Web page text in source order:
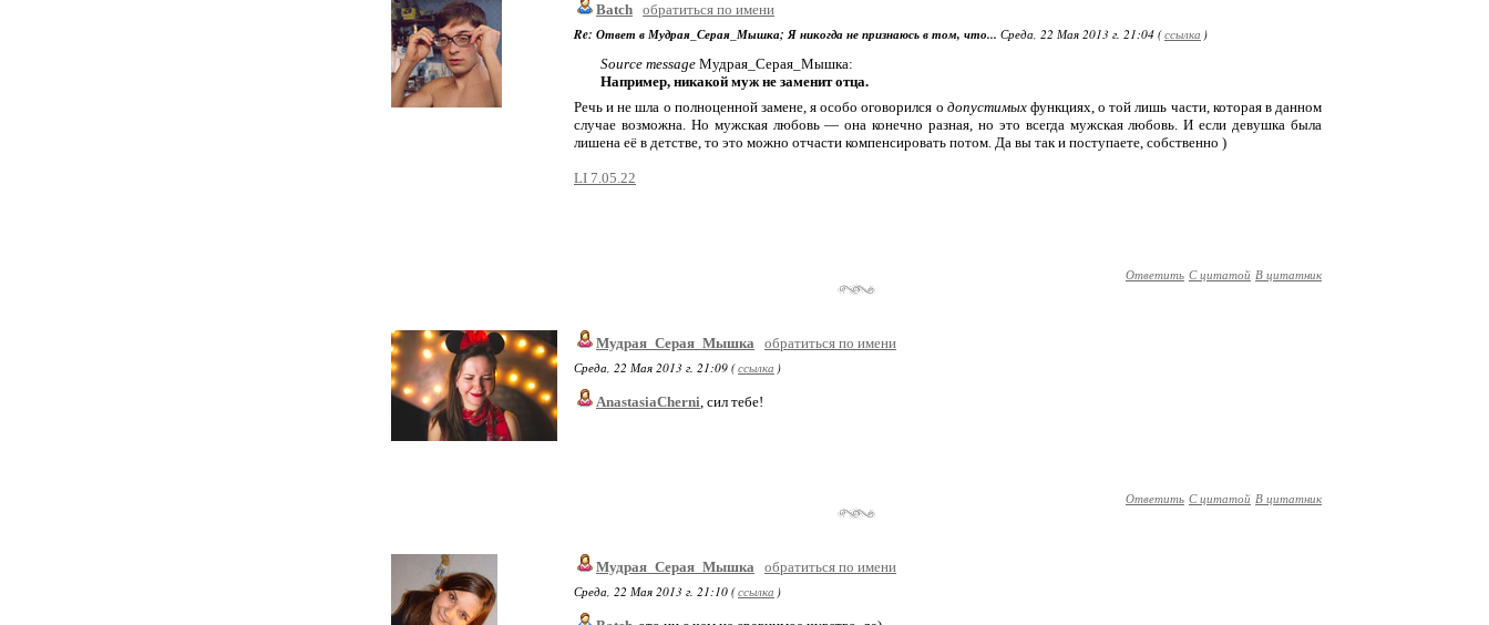
Batch обратиться по имени
Re: Ответ в Мудрая_Серая_Мышка; Я никогда не признаюсь в том, что... Среда, 22 Мая 2013 г. 21:04 (ссылка )
Source message Мудрая_Серая_Мышка:
Например, никакой муж не заменит отца.
Речь и не шла о полноценной замене, я особо оговорился о допустимыхфункциях, о той лишь части, которая в данном
случае возможна. Но мужская любовь — она конечно разная, но это всегда мужская любовь. И если девушка была
лишена её в детстве, то это можно отчасти компенсировать потом. Да вы так и поступаете, собственно )
LI 7.05.22
Ответить С цитатой В цитатник
Мудрая_Серая_Мышка
обратиться по имени
Среда, 22 Мая 2013 г. 21:09 (ссылка )
AnastasiaCherni, сил тебе!
Ответить С цитатой В цитатник
Мудрая_Серая_Мышка
обратиться по имени
Среда, 22 Мая 2013 г. 21:10 (ссылка )